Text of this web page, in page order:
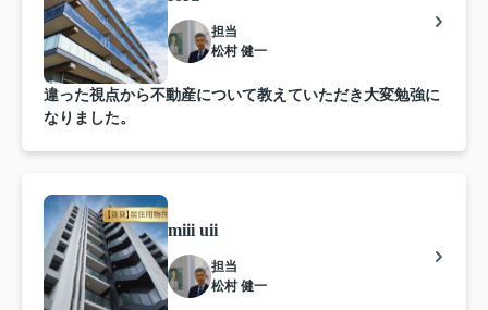
担当
松村 健一
違った視点から不動産について教えていただき大変勉強に
なりました。
miii uii
担当
松村 健一